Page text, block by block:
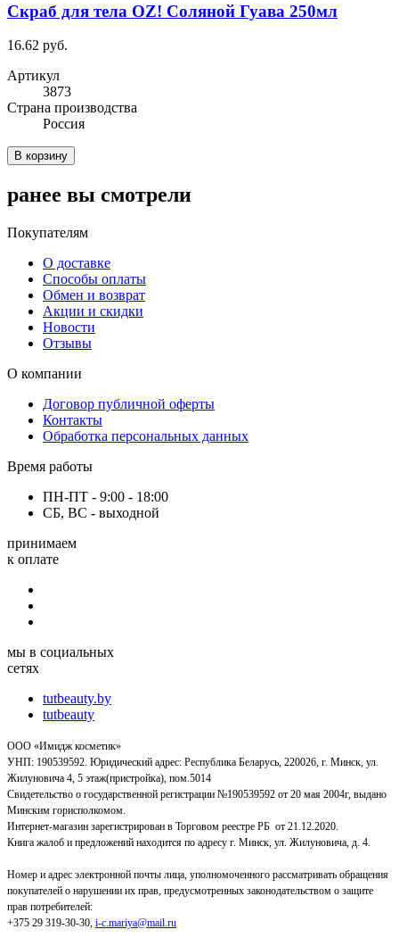
Скраб для тела OZ! Соляной Гуава 250мл
16.62 руб.
Артикул
3873
Cтрана производства
Россия
В корзину
ранее вы смотрели
Покупателям
О доставке
Способы оплаты
Обмен и возврат
Акции и скидки
Новости
Отзывы
О компании
Договор публичной оферты
Контакты
Обработка персональных данных
Время работы
ПН-ПТ - 9:00 - 18:00
СБ, ВС - выходной
принимаем
к оплате
мы в социальных
сетях
tutbeauty.by
tutbeauty
ООО «Имидж косметик»
УНП: 190539592. Юридический адрес: Республика Беларусь, 220026, г. Минск, ул.
Жилуновича 4, 5 этаж(пристройка), пом.5014
Свидетельство о государственной регистрации №190539592 от 20 мая 2004г, выдано
Минским горисполкомом.
Интернет-магазин зарегистрирован в Торговом реестре РБ от 21.12.2020.
Книга жалоб и предложений находится по адресу г. Минск, ул. Жилуновича, д. 4.
Номер и адрес электронной почты лица, уполномоченного рассматривать обращения
покупателей о нарушении их прав, предусмотренных законодательством о защите
прав потребителей:
+375 29 319-30-30, i-c.mariya@mail.ru